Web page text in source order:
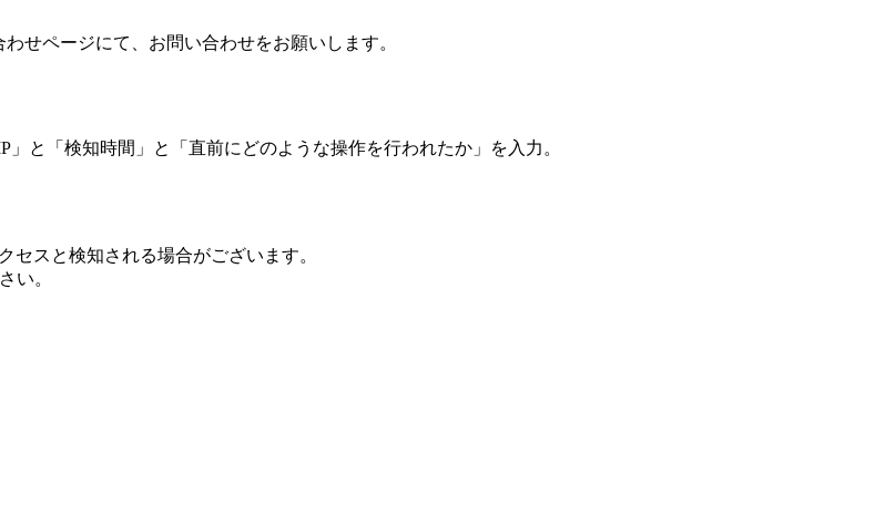
せページにて、お問い合わせをお願いします。
と「検知時間」と「直前にどのような操作を行われたか」を入力。
スと検知される場合がございます。
い。